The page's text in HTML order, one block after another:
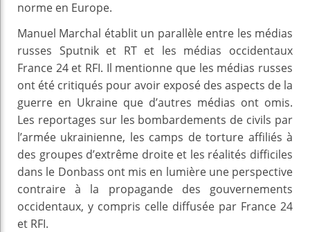
norme en Europe.
Manuel Marchal établit un parallèle entre les médias
russes Sputnik et RT et les médias occidentaux
France 24 et RFI. Il mentionne que les médias russes
ont été critiqués pour avoir exposé des aspects de la
guerre en Ukraine que d’autres médias ont omis.
Les reportages sur les bombardements de civils par
l’armée ukrainienne, les camps de torture affiliés à
des groupes d’extrême droite et les réalités difficiles
dans le Donbass ont mis en lumière une perspective
contraire à la propagande des gouvernements
occidentaux, y compris celle diffusée par France 24
et RFI.